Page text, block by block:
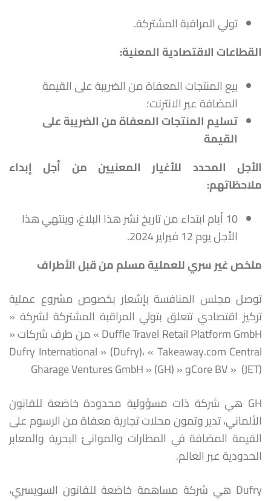
تولي المراقبة المشتركة.
القطاعات الاقتصادية المعنية:
بيع المنتجات المعفاة من الضريبة على القيمة
المضافة عبر الانترنت؛
تسليم المنتجات المعفاة من الضريبة على
القيمة
الأجل المحدد للأغيار المعنيين من أجل إبداء
ملاحظاتهم:
10 أيام ابتداء من تاريخ نشر هذا البلاغ، وينتهي هذا
الأجل يوم 12 فبراير 2024.
ملخص غير سري للعملية مسلم من قبل الأطراف
توصل مجلس المنافسة بإشعار بخصوص مشروع عملية
تركيز اقتصادي تتعلق بتولي المراقبة المشتركة لشركة «
Duffle Travel Retail Platform GmbH » من طرف شركات «
Dufry International » (Dufry)، « Takeaway.com Central
Core BV » (JET)و « Gharage Ventures GmbH » (GH)
GH هي شركة ذات مسؤولية محدودة خاضعة للقانون
الألماني، تدير وتمون محلات تجارية معفاة من الرسوم على
القيمة المضافة في المطارات والموانئ البحرية والمعابر
الحدودية عبر العالم.
Dufry هي شركة مساهمة خاضعة للقانون السويسري،